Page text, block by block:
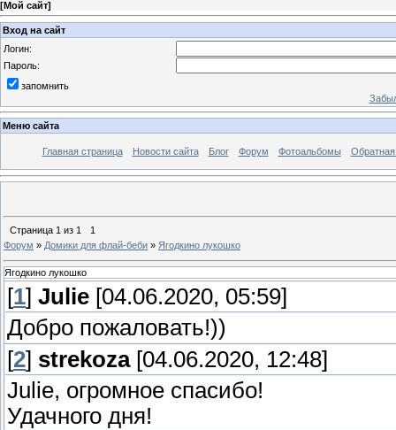
[Мой сайт]
Вход на сайт
Логин:
Пароль:
запомнить
Меню сайта
Главная страница Новости сайта Блог Форум Фотоальбомы Обратная
Страница 1 из 1
1
Форум » Домики для флай-беби » Ягодкино лукошко
Ягодкино лукошко
[1] Julie [04.06.2020, 05:59]
Добро пожаловать!))
[2] strekoza[04.06.2020, 12:48]
Julie, огромное спасибо!
Удачного дня!